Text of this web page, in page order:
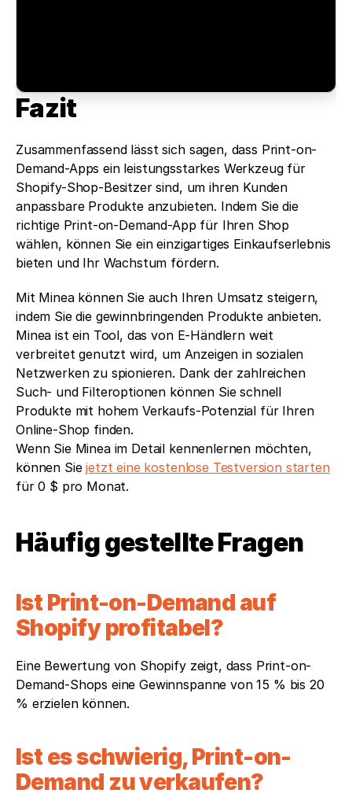
Fazit
Zusammenfassend lässt sich sagen, dass Print-on-
Demand-Apps ein leistungsstarkes Werkzeug für
Shopify-Shop-Besitzer sind, um ihren Kunden
anpassbare Produkte anzubieten. Indem Sie die
richtige Print-on-Demand-App für Ihren Shop
wählen, können Sie ein einzigartiges Einkaufserlebnis
bieten und Ihr Wachstum fördern.
Mit Minea können Sie auch Ihren Umsatz steigern,
indem Sie die gewinnbringenden Produkte anbieten.
Minea ist ein Tool, das von E-Händlern weit
verbreitet genutzt wird, um Anzeigen in sozialen
Netzwerken zu spionieren. Dank der zahlreichen
Such- und Filteroptionen können Sie schnell
Produkte mit hohem Verkaufs-Potenzial für Ihren
Online-Shop finden.
Wenn Sie Minea im Detail kennenlernen möchten,
können Sie jetzt eine kostenlose Testversion starten
für 0 $ pro Monat.
Häufig gestellte Fragen
Ist Print-on-Demand auf
Shopify profitabel?
Eine Bewertung von Shopify zeigt, dass Print-on-
Demand-Shops eine Gewinnspanne von 15 % bis 20
% erzielen können.
Ist es schwierig, Print-on-
Demand zu verkaufen?